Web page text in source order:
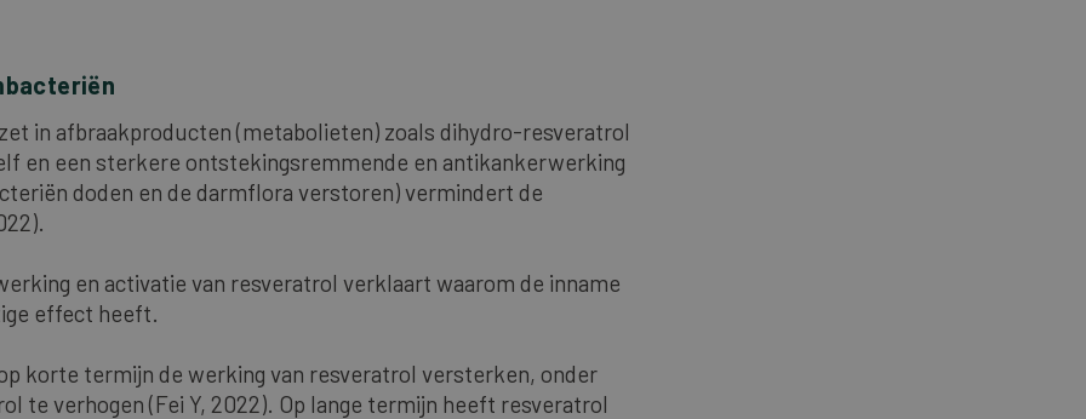
in afbraakproducten (metabolieten) zoals dihydro-resveratrol
en een sterkere ontstekingsremmende en antikankerwerking
doden en de darmflora verstoren) vermindert de
en activatie van resveratrol verklaart waarom de inname
effect heeft.
korte termijn de werking van resveratrol versterken, onder
te verhogen (Fei Y, 2022). Op lange termijn heeft resveratrol